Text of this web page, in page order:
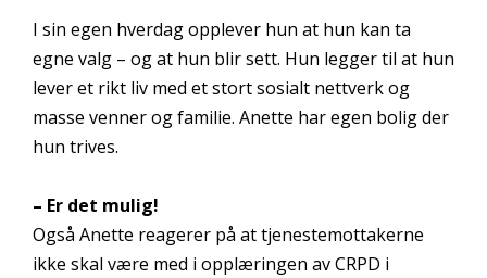
I sin egen hverdag opplever hun at hun kan ta
egne valg – og at hun blir sett. Hun legger til at hun
lever et rikt liv med et stort sosialt nettverk og
masse venner og familie. Anette har egen bolig der
hun trives.
– Er det mulig!
Også Anette reagerer på at tjenestemottakerne
ikke skal være med i opplæringen av CRPD i